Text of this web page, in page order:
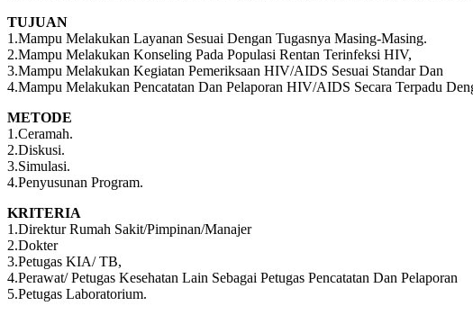
TUJUAN
1.Mampu Melakukan Layanan Sesuai Dengan Tugasnya Masing-Masing.
2.Mampu Melakukan Konseling Pada Populasi Rentan Terinfeksi HIV,
3.Mampu Melakukan Kegiatan Pemeriksaan HIV/AIDS Sesuai Standar Dan
4.Mampu Melakukan Pencatatan Dan Pelaporan HIV/AIDS Secara Terpadu
METODE
1.Ceramah.
2.Diskusi.
3.Simulasi.
4.Penyusunan Program.
KRITERIA
1.Direktur Rumah Sakit/Pimpinan/Manajer
2.Dokter
3.Petugas KIA/ TB,
4.Perawat/ Petugas Kesehatan Lain Sebagai Petugas Pencatatan Dan Pelaporan
5.Petugas Laboratorium.